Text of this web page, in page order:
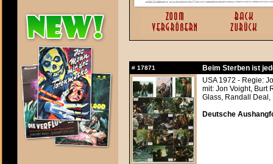
# 17871
Beim Sterben ist
USA 1972 - Regie:
mit: Jon Voight, Burt
Glass, Randall Deal,
Deutsche